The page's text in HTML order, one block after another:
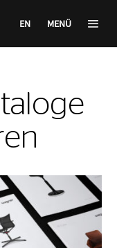
EN MENÜ